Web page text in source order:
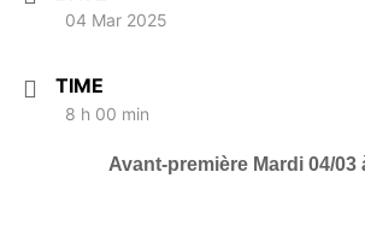
04 Mar 2025
TIME
8 h 00 min
Avant-première Mardi 04/03